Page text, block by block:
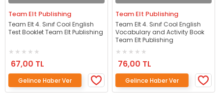
Team Elt Publishing
Team Elt 4. Sınıf Cool English
Test Booklet Team Elt Publishing
67,00 TL
Gelince Haber Ver
Team Elt Publishing
Team Elt 4. Sınıf Cool English
Vocabulary and Activity Book
Team Elt Publishing
76,00 TL
Gelince Haber Ver